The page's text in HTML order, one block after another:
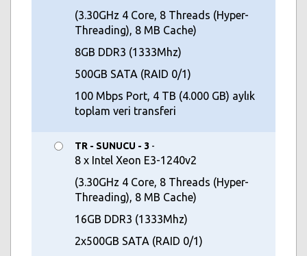
(3.30GHz 4 Core, 8 Threads (Hyper-
Threading), 8 MB Cache)
8GB DDR3 (1333Mhz)
500GB SATA (RAID 0/1)
100 Mbps Port, 4 TB (4.000 GB) aylık
toplam veri transferi
TR - SUNUCU - 3 -
8 x Intel Xeon E3-1240v2
(3.30GHz 4 Core, 8 Threads (Hyper-
Threading), 8 MB Cache)
16GB DDR3 (1333Mhz)
2x500GB SATA (RAID 0/1)